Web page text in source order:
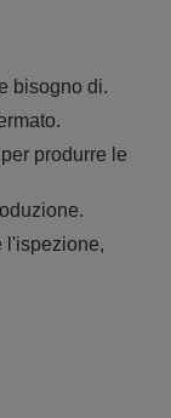
bisogno di.
produrre le
l'ispezione,